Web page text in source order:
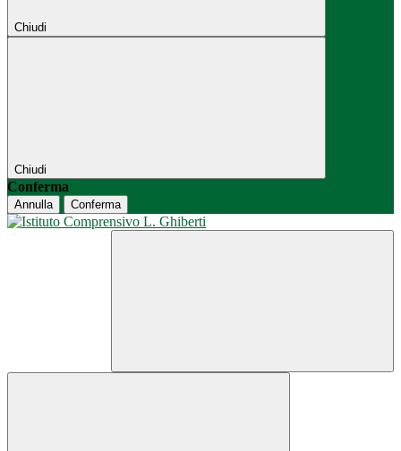
Chiudi
Chiudi
Conferma
Annulla Conferma